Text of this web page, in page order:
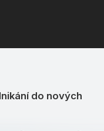
do nových